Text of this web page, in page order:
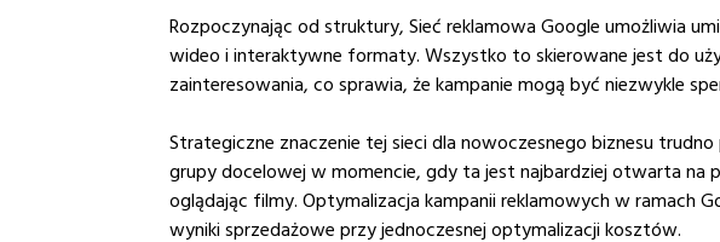
Rozpoczynając od struktury, Sieć reklamowa Google umożliwia
wideo i interaktywne formaty. Wszystko to skierowane jest do
zainteresowania, co sprawia, że kampanie mogą być niezwykle
Strategiczne znaczenie tej sieci dla nowoczesnego biznesu
grupy docelowej w momencie, gdy ta jest najbardziej otwarta na
oglądając filmy. Optymalizacja kampanii reklamowych w ramach
wyniki sprzedażowe przy jednoczesnej optymalizacji kosztów.